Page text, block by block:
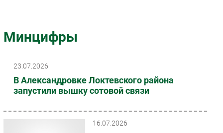
Импорто­замещение
Автоматизация Промышленности
Фиксированная связь
Минцифры
23.07.2026
В Александровке Локтевского района
запустили вышку сотовой связи
16.07.2026